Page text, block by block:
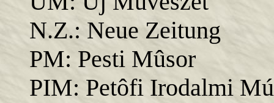
N.Z.: Neue Zeitung
PM: Pesti Mûsor
PIM: Petôfi Irodalmi